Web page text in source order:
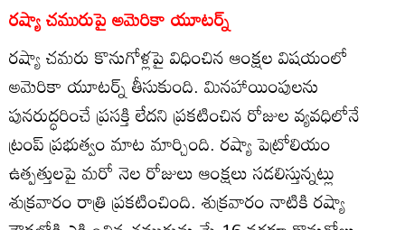
రష్యా చమురుపై అమెరికా యూటర్న్‌
రష్యా చమరు కొనుగోళ్లపై విధించిన ఆంక్షల విషయంలో
అమెరికా యూటర్న్‌ తీసుకుంది. మినహాయింపులను
పునరుద్ధరించే ప్రసక్తి లేదని ప్రకటించిన రోజుల వ్యవధిలోనే
ట్రంప్‌ ప్రభుత్వం మాట మార్చింది. రష్యా పెట్రోలియం
ఉత్పత్తులపై మరో నెల రోజులు ఆంక్షలు సడలిస్తున్నట్లు
శుక్రవారం రాత్రి ప్రకటించింది. శుక్రవారం నాటికి రష్యా